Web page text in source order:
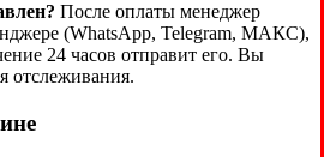
После оплаты менеджер
(WhatsApp, Telegram, МАКС),
24 часов отправит его. Вы
отслеживания.